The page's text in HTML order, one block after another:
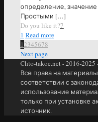
определение,
Простыми […]
Do you like it?7
1 Read more
12345678
Next page
Chto-takoe.net - 2016-
Все права на
соответствии с
использование
только при установке
источник.